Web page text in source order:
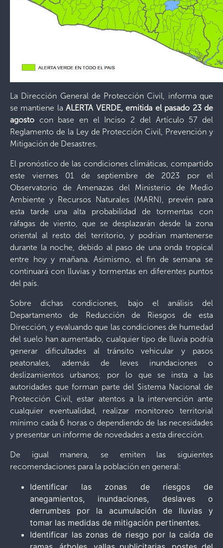
La Dirección General de Protección Civil, informa que
se mantiene laALERTA VERDE, emitida el pasado 23 de
agosto con base en el Inciso 2 del Artículo 57 del
Reglamento de la Ley de Protección Civil, Prevención y
Mitigación de Desastres.
El pronóstico de las condiciones climáticas, compartido
este viernes 01 de septiembre de 2023 por el
Observatorio de Amenazas del Ministerio de Medio
Ambiente y Recursos Naturales (MARN), prevén para
esta tarde una alta probabilidad de tormentas con
ráfagas de viento, que se desplazarán desde la zona
oriental al resto del territorio, y podrían mantenerse
durante la noche, debido al paso de una onda tropical
entre hoy y mañana. Asimismo, el fin de semana se
continuará con lluvias y tormentas en diferentes puntos
del país.
Sobre dichas condiciones, bajo el análisis del
Departamento de Reducción de Riesgos de esta
Dirección, y evaluando que las condiciones de humedad
del suelo han aumentado, cualquier tipo de lluvia podría
generar dificultades al tránsito vehicular y pasos
peatonales, además de leves inundaciones o
deslizamientos urbanos; por lo que se insta a las
autoridades que forman parte del Sistema Nacional de
Protección Civil, estar atentos a la intervención ante
cualquier eventualidad, realizar monitoreo territorial
mínimo cada 6 horas o dependiendo de las necesidades
y presentar un informe de novedades a esta dirección.
De igual manera, se emiten las siguientes
recomendaciones para la población en general:
Identificar las zonas de riesgos de
anegamientos, inundaciones, deslaves o
derrumbes por la acumulación de lluvias y
tomar las medidas de mitigación pertinentes.
Identificar las zonas de riesgo por la caída de